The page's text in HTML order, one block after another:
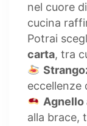
nel cuore
cucina
Potrai
carta, tra
eccellenze
alla brace,